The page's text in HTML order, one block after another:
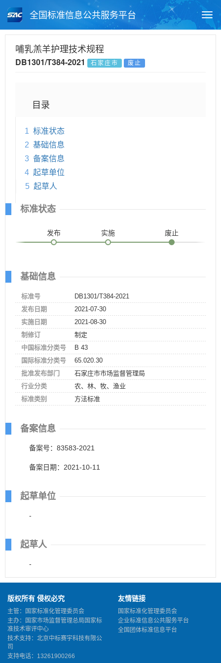
全国标准信息公共服务平台
月报查询 标准公告查询
哺乳羔羊护理技术规程
DB1301/T384-2021 石家庄市 废止
目录
1 标准状态
2 基础信息
3 备案信息
4 起草单位
5 起草人
标准状态
发布 实施 废止
基础信息
标准号
DB1301/T384-2021
发布日期
2021-07-30
实施日期
2021-08-30
制修订
制定
中国标准分类号
B 43
国际标准分类号
65.020.30
批准发布部门
石家庄市市场监督管理局
行业分类
农、林、牧、渔业
标准类别
方法标准
备案信息
备案号：83583-2021
备案日期：2021-10-11
起草单位
-
起草人
-
版权所有 侵权必究
主管：国家标准化管理委员会
主办：国家市场监督管理总局国家标
准技术审评中心
技术支持：北京中标赛宇科技有限公
司
支持电话：13261900266
友情链接
国家标准化管理委员会
企业标准信息公共服务平台
全国团体标准信息平台